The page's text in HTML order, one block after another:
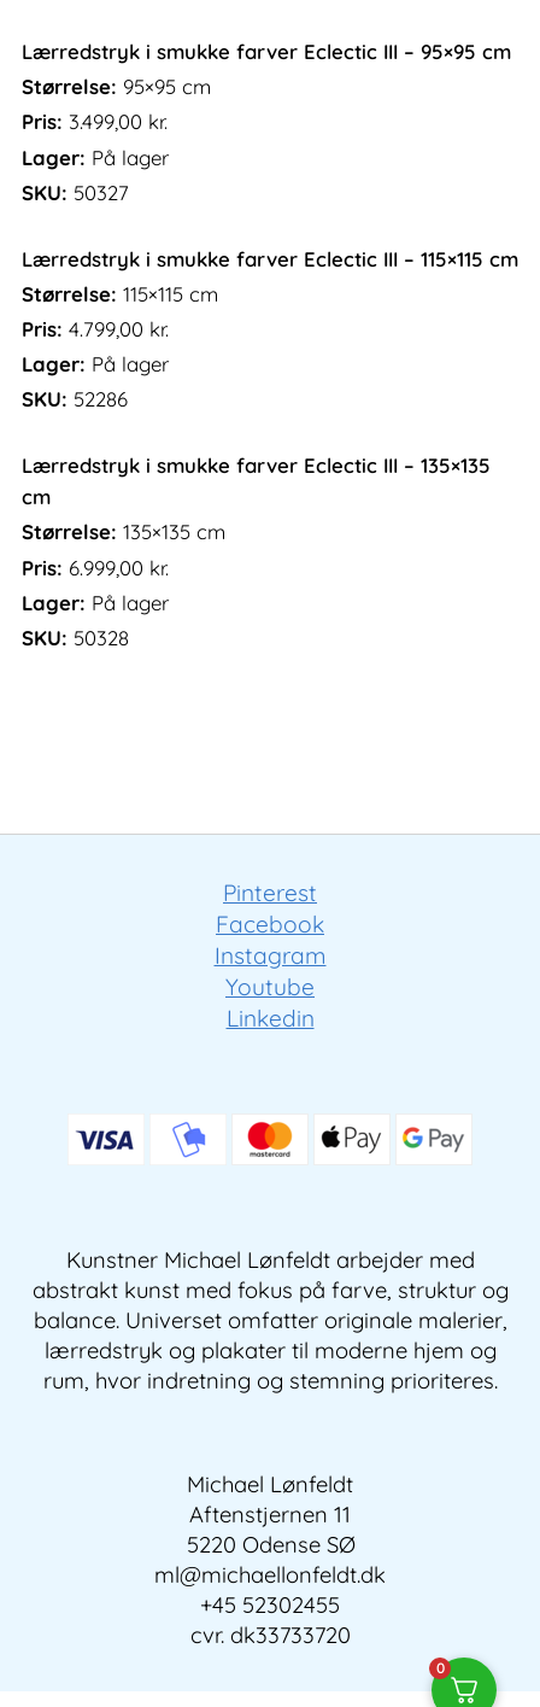
Lærredstryk i smukke farver Eclectic III – 95×95 cm
Størrelse: 95×95 cm
Pris: 3.499,00 kr.
Lager: På lager
SKU: 50327
Lærredstryk i smukke farver Eclectic III – 115×115 cm
Størrelse: 115×115 cm
Pris: 4.799,00 kr.
Lager: På lager
SKU: 52286
Lærredstryk i smukke farver Eclectic III – 135×135
cm
Størrelse: 135×135 cm
Pris: 6.999,00 kr.
Lager: På lager
SKU: 50328
Pinterest
Facebook
Instagram
Youtube
Linkedin
Kunstner Michael Lønfeldt arbejder med
abstrakt kunst med fokus på farve, struktur og
balance. Universet omfatter originale malerier,
lærredstryk og plakater til moderne hjem og
rum, hvor indretning og stemning prioriteres.
Michael Lønfeldt
Aftenstjernen 11
5220 Odense SØ
ml@michaellonfeldt.dk
+45 52302455
cvr. dk33733720
0